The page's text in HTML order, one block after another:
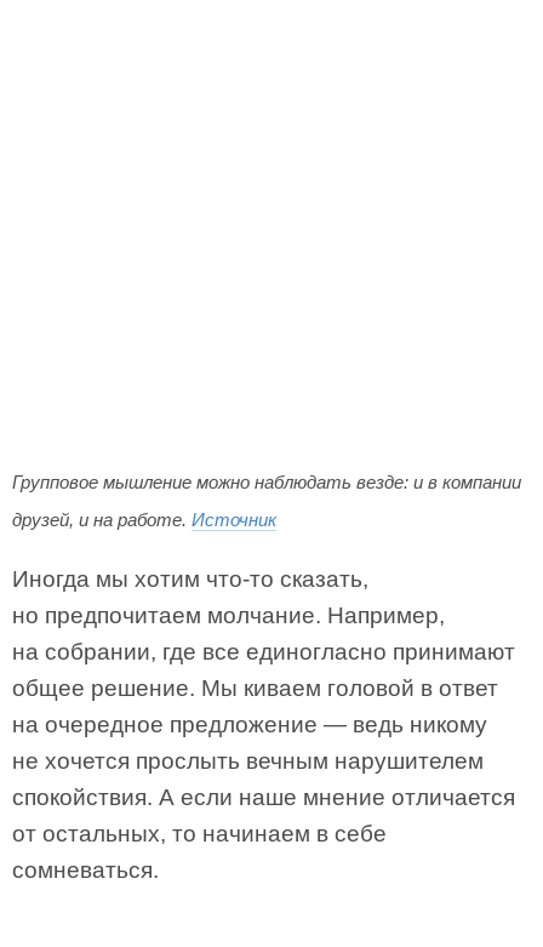
Групповое мышление можно наблюдать везде: и в компании
друзей, и на работе. Источник
Иногда мы хотим что-то сказать,
но предпочитаем молчание. Например,
на собрании, где все единогласно принимают
общее решение. Мы киваем головой в ответ
на очередное предложение — ведь никому
не хочется прослыть вечным нарушителем
спокойствия. А если наше мнение отличается
от остальных, то начинаем в себе
сомневаться.